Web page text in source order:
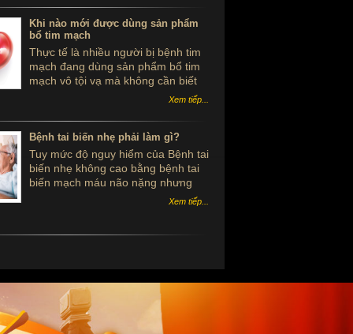
Khi nào mới được dùng sản phẩm
bổ tim mạch
Thực tế là nhiều người bị bệnh tim
mạch đang dùng sản phẩm bổ tim
mạch vô tội vạ mà không cần biết
đến hiệu quả hoặc tác dụng của
mới được dùng sản phẩm bổ tim
mạch?
Xem tiếp...
Bệnh tai biến nhẹ phải làm gì?
Tuy mức độ nguy hiểm của Bệnh tai
biến nhẹ không cao bằng bệnh tai
biến mạch máu não nặng nhưng
cũng cần có sự phòng ngừa kịpXem tiếp...